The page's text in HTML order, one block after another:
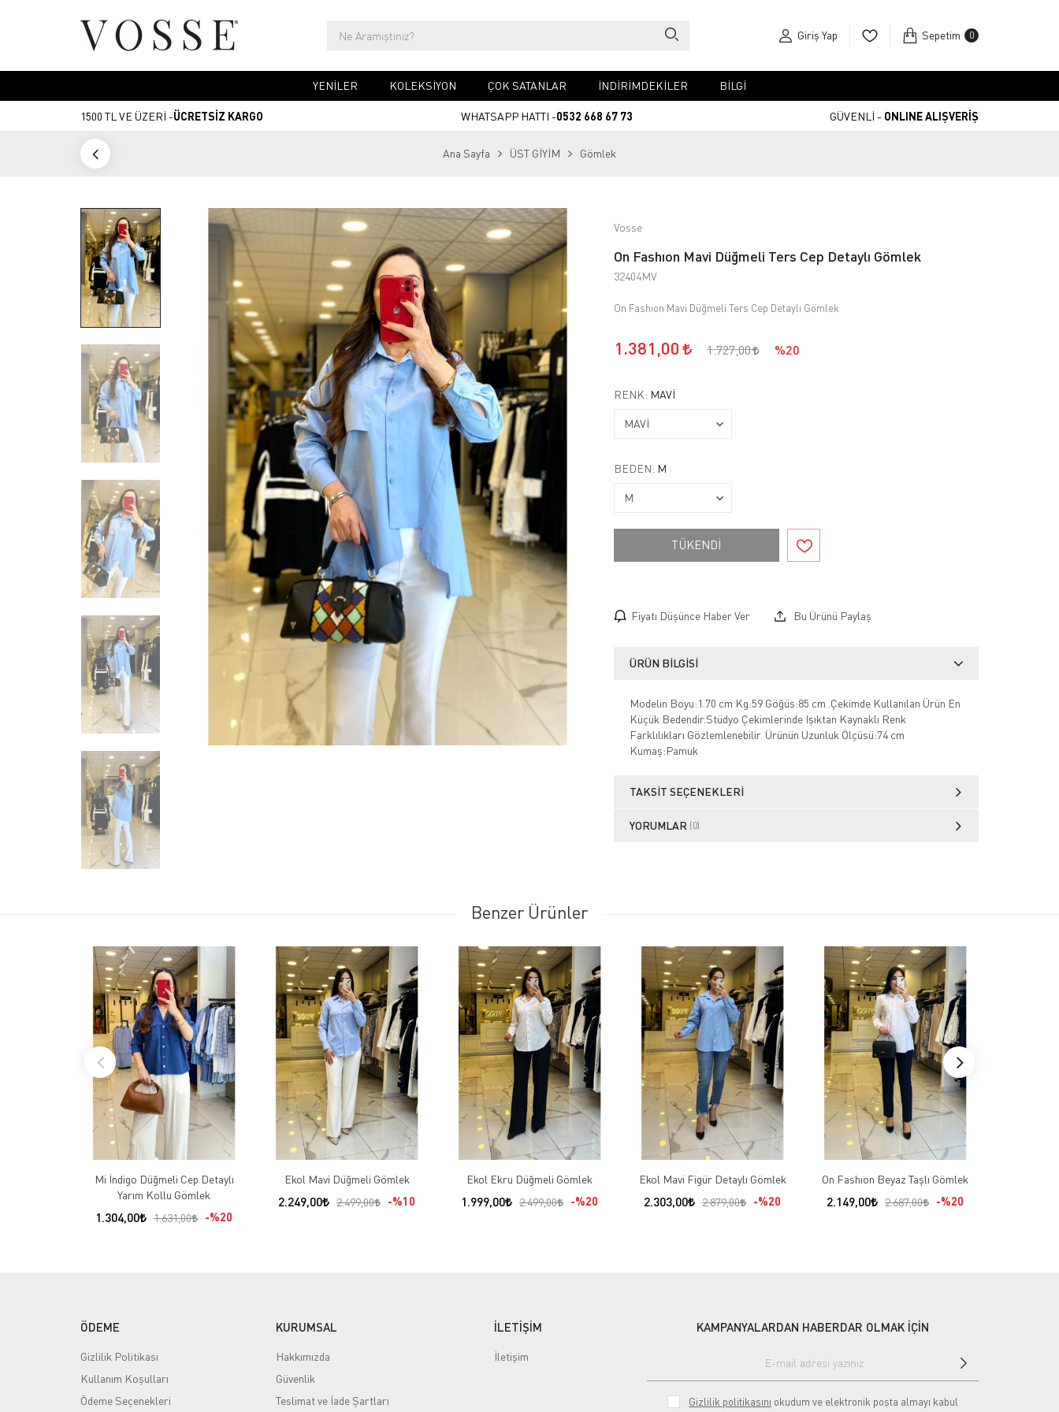
Giriş Yap Sepetim 0
YENİLER KOLEKSİYON ÇOK SATANLAR İNDİRİMDEKİLER BİLGİ
1500 TL VE ÜZERİ -ÜCRETSİZ KARGO WHATSAPP HATTI -0532 668 67 73 GÜVENLİ - ONLINE ALIŞVERİŞ
Ana Sayfa ÜST GİYİM Gömlek
Vosse
On Fashıon Mavi Düğmeli Ters Cep Detaylı Gömlek
32404MV
On Fashıon Mavi Düğmeli Ters Cep Detaylı Gömlek
1.381,00 1.727,00 %20
RENK: MAVİ
BEDEN: M
TÜKENDİ
Fiyatı Düşünce Haber Ver Bu Ürünü Paylaş
ÜRÜN BILGISI
Modelin Boyu:1.70 cm Kg:59 Göğüs:85 cm .Çekimde Kullanılan Ürün En
Küçük Bedendir.Stüdyo Çekimlerinde Işıktan Kaynaklı Renk
Farklılıkları Gözlemlenebilir. Ürünün Uzunluk Ölçüsü:74 cm
Kumaş:Pamuk
TAKSIT SEÇENEKLERI
YORUMLAR (0)
Benzer Ürünler
Mi İndigo Düğmeli Cep Detaylı
Yarım Kollu Gömlek
1.304,00 1.631,00 %20
Ekol Mavi Düğmeli Gömlek
2.249,00 2.499,00 %10
Ekol Ekru Düğmeli Gömlek
1.999,00 2.499,00 %20
Ekol Mavi Figür Detaylı Gömlek
2.303,00 2.879,00 %20
On Fashıon Beyaz Taşlı Gömlek
2.149,00 2.687,00 %20
ÖDEME
Gizlilik Politikası
Kullanım Koşulları
Ödeme Seçenekleri
KURUMSAL
Hakkımızda
Güvenlik
Teslimat ve İade Şartları
İLETİŞİM
İletişim
KAMPANYALARDAN HABERDAR OLMAK İÇİN
Gizlilik politikasını okudum ve elektronik posta almayı kabul